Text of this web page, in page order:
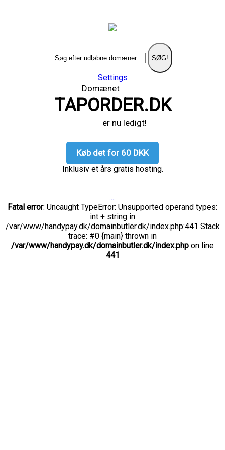
SØG!
Settings
Domænet
TAPORDER.DK
er nu ledigt!
Køb det for 60 DKK
Inklusiv et års gratis hosting.
....
Fatal error: Uncaught TypeError: Unsupported operand types:
int + string in
/var/www/handypay.dk/domainbutler.dk/index.php:441 Stack
trace: #0 {main} thrown in
/var/www/handypay.dk/domainbutler.dk/index.php on line
441